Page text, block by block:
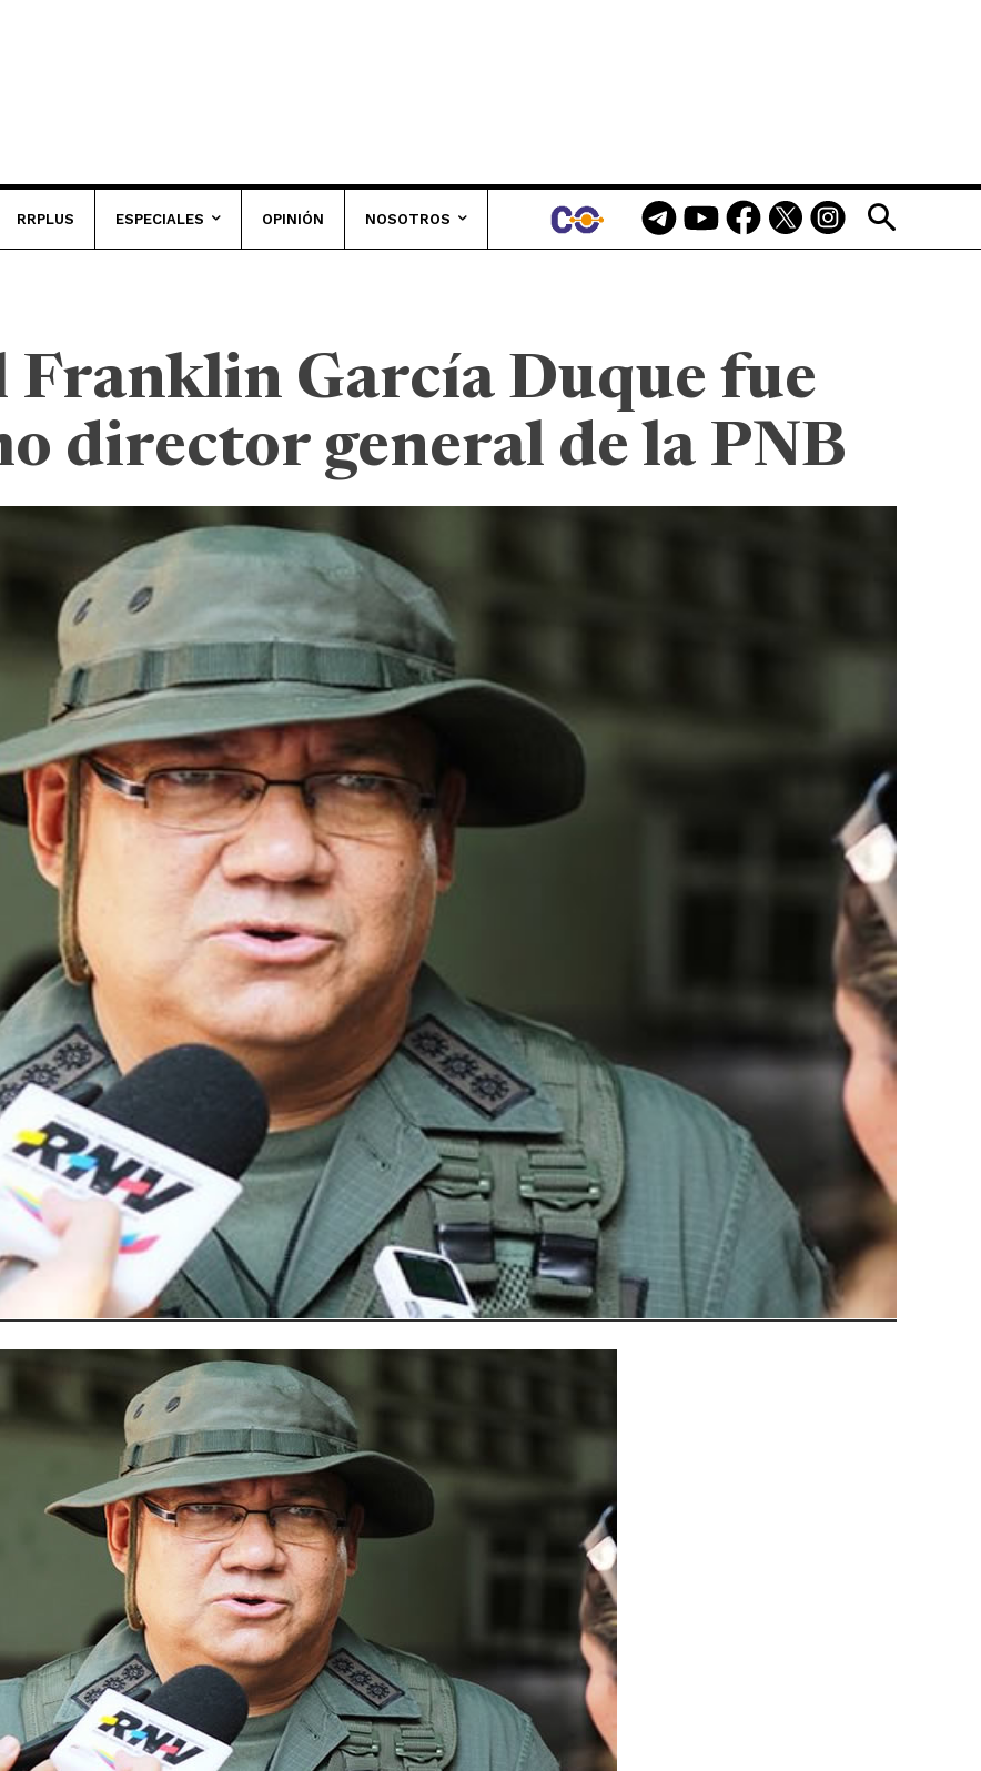
RRPLUS ESPECIALES OPINIÓN NOSOTROS
Franklin García Duque fue
director general de la PNB